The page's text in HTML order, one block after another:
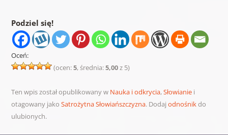
Podziel się!
Oceń:
(ocen:5, średnia:5,00z 5)
Ten wpis został opublikowany w Nauka i odkrycia,Słowianiei
otagowany jako Satrożytna Słowiańszczyzna. Dodaj odnośnikdo
ulubionych.